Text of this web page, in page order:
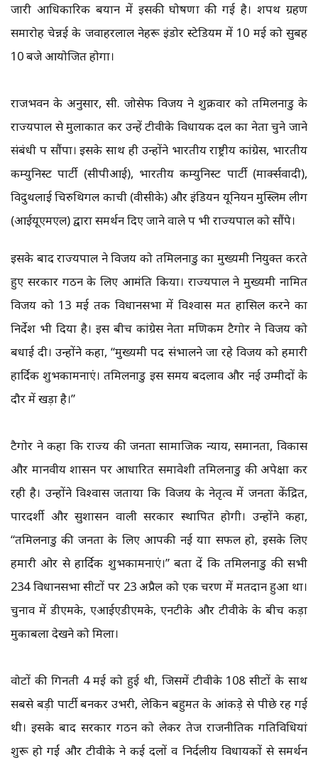
जारी आधिकारिक बयान में इसकी घोषणा की गई है। शपथ ग्रहण
समारोह चेन्नई के जवाहरलाल नेहरू इंडोर स्टेडियम में 10 मई को सुबह
10 बजे आयोजित होगा।
राजभवन के अनुसार, सी. जोसेफ विजय ने शुक्रवार को तमिलनाडु के
राज्यपाल से मुलाकात कर उन्हें टीवीके विधायक दल का नेता चुने जाने
संबंधी पत्र सौंपा। इसके साथ ही उन्होंने भारतीय राष्ट्रीय कांग्रेस, भारतीय
कम्युनिस्ट पार्टी (सीपीआई), भारतीय कम्युनिस्ट पार्टी (मार्क्सवादी),
विदुथलाई चिरुथिगल काची (वीसीके) और इंडियन यूनियन मुस्लिम लीग
(आईयूएमएल) द्वारा समर्थन दिए जाने वाले पत्र भी राज्यपाल को सौंपे।
इसके बाद राज्यपाल ने विजय को तमिलनाडु का मुख्यमंत्री नियुक्त करते
हुए सरकार गठन के लिए आमंत्रित किया। राज्यपाल ने मुख्यमंत्री नामित
विजय को 13 मई तक विधानसभा में विश्वास मत हासिल करने का
निर्देश भी दिया है। इस बीच कांग्रेस नेता मणिकम टैगोर ने विजय को
बधाई दी। उन्होंने कहा, “मुख्यमंत्री पद संभालने जा रहे विजय को हमारी
हार्दिक शुभकामनाएं। तमिलनाडु इस समय बदलाव और नई उम्मीदों के
दौर में खड़ा है।”
टैगोर ने कहा कि राज्य की जनता सामाजिक न्याय, समानता, विकास
और मानवीय शासन पर आधारित समावेशी तमिलनाडु की अपेक्षा कर
रही है। उन्होंने विश्वास जताया कि विजय के नेतृत्व में जनता केंद्रित,
पारदर्शी और सुशासन वाली सरकार स्थापित होगी। उन्होंने कहा,
“तमिलनाडु की जनता के लिए आपकी नई यात्रा सफल हो, इसके लिए
हमारी ओर से हार्दिक शुभकामनाएं।” बता दें कि तमिलनाडु की सभी
234 विधानसभा सीटों पर 23 अप्रैल को एक चरण में मतदान हुआ था।
चुनाव में डीएमके, एआईएडीएमके, एनटीके और टीवीके के बीच कड़ा
मुकाबला देखने को मिला।
वोटों की गिनती 4 मई को हुई थी, जिसमें टीवीके 108 सीटों के साथ
सबसे बड़ी पार्टी बनकर उभरी, लेकिन बहुमत के आंकड़े से पीछे रह गई
थी। इसके बाद सरकार गठन को लेकर तेज राजनीतिक गतिविधियां
शुरू हो गईं और टीवीके ने कई दलों व निर्दलीय विधायकों से समर्थन